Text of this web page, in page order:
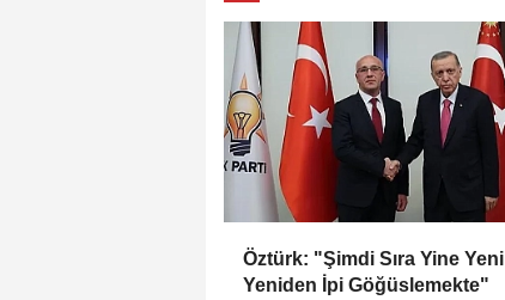
Öztürk: "Şimdi Sıra Yine Yeni
Yeniden İpi Göğüslemekte"